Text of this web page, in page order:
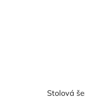
Stolová